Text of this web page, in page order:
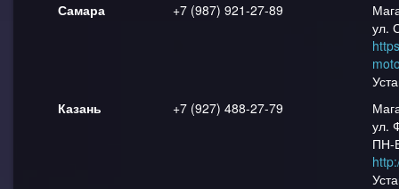
Самара +7 (987) 921-27-89
ул.
Казань
+7 (927) 488-27-79
ул.
ПН-